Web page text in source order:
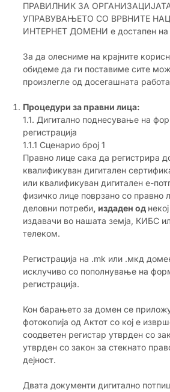
ПРАВИЛНИК ЗА
УПРАВУВАЊЕТО СО ВРВНИТЕ
ИНТЕРНЕТ ДОМЕНИ е достапен на
За да олесниме на крајните
обидеме да ги поставиме сите
произлегле од досегашната
Процедури за правни лица:
1.1. Дигитално поднесување на
регистрација
1.1.1 Сценарио број 1
Правно лице сака да регистрира
квалификуван дигитален
или квалификуван дигитален е-
физичко лице поврзано со правно
деловни потреби, издаден од
издавачи во нашата земја, КИБС
телеком.
Регистрација на .mk или .мкд
исклучиво со пополнување на
регистрација.
Кон барањето за домен се
фотокопија од Актот со кој е
соодветен регистар утврден со
утврден со закон за стекнато
дејност.
Двата документи дигитално